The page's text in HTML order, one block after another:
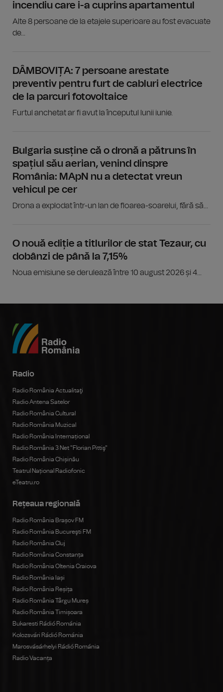
incendiu care i-a cuprins apartamentul
Alte 8 persoane de la etajele superioare au fost evacuate
de...
DÂMBOVIȚA: 7 persoane arestate
preventiv pentru furt de cabluri electrice
de la parcuri fotovoltaice
Furtul anchetat ar fi avut la începutul lunii iunie.
Bulgaria susține că o dronă a pătruns în
spațiul său aerian, venind dinspre
România: MApN nu a detectat vreun
vehicul pe cer
Drona a explodat într-un lan de floarea-soarelui, fără să...
O nouă ediție a titlurilor de stat Tezaur, cu
dobânzi de până la 7,15%
Noua emisiune se derulează între 10 august 2026 și 4...
Radio
Radio România Actualitaţi
Radio Antena Satelor
Radio România Cultural
Radio România Muzical
Radio România Internațional
Radio România 3 Net "Florian Pittiş"
Radio România Chișinău
Teatrul Național Radiofonic
eTeatru.ro
Rețeaua regională
Radio România Brașov FM
Radio România Bucureşti FM
Radio România Cluj
Radio România Constanța
Radio România Oltenia Craiova
Radio România Iași
Radio România Reșița
Radio România Târgu Mureș
Radio România Timișoara
Bukaresti Rádió Románia
Kolozsvári Rádió Románia
Marosvásárhelyi Rádió Románia
Radio Vacanța